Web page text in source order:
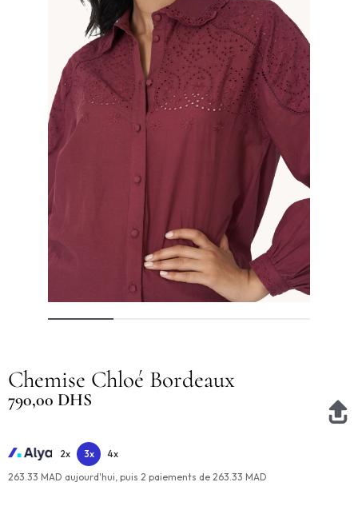
Chemise Chloé Bordeaux
790,00 DHS
2x 3x
4x
263.33 MAD aujourd'hui, puis 2 paiements de 263.33 MAD